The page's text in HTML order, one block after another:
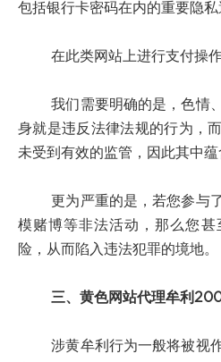
包括银行卡密码在内的重要隐私
在此类网站上进行支付操作
我们需要明确的是，色情、
身就是违反法律法规的行为，
未受到有效的监管，因此其中蕴
更为严重的是，若您参与了
模赌博等非法活动，那么您
险，从而陷入违法犯罪的境地。
三、黄色网站代理牟利
涉黄牟利行为一般将被视作